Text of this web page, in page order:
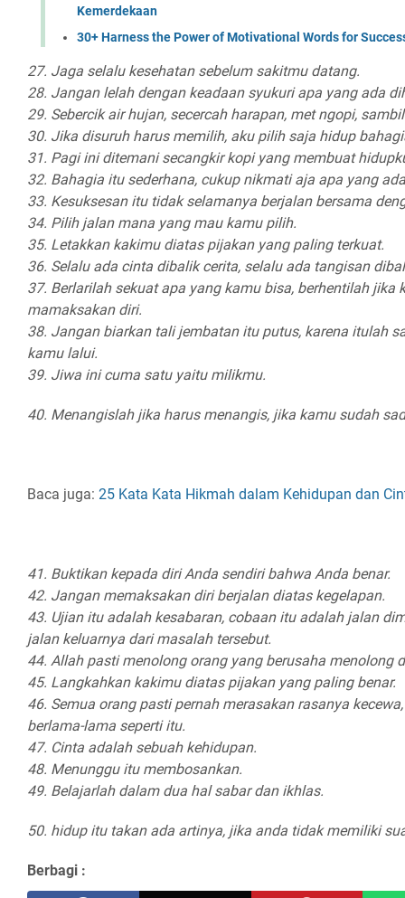
Kemerdekaan
30+ Harness the Power of Motivational Words for
27. Jaga selalu kesehatan sebelum sakitmu datang.
28. Jangan lelah dengan keadaan syukuri apa yang ada
29. Sebercik air hujan, secercah harapan, met ngopi,
30. Jika disuruh harus memilih, aku pilih saja hidup
31. Pagi ini ditemani secangkir kopi yang membuat
32. Bahagia itu sederhana, cukup nikmati aja apa yang
33. Kesuksesan itu tidak selamanya berjalan bersama
34. Pilih jalan mana yang mau kamu pilih.
35. Letakkan kakimu diatas pijakan yang paling terkuat.
36. Selalu ada cinta dibalik cerita, selalu ada tangisan
37. Berlarilah sekuat apa yang kamu bisa, berhentilah jika
mamaksakan diri.
38. Jangan biarkan tali jembatan itu putus, karena itulah
kamu lalui.
39. Jiwa ini cuma satu yaitu milikmu.
40. Menangislah jika harus menangis, jika kamu sudah
Baca juga: 25 Kata Kata Hikmah dalam Kehidupan dan
41. Buktikan kepada diri Anda sendiri bahwa Anda benar.
42. Jangan memaksakan diri berjalan diatas kegelapan.
43. Ujian itu adalah kesabaran, cobaan itu adalah jalan
jalan keluarnya dari masalah tersebut.
44. Allah pasti menolong orang yang berusaha menolong
45. Langkahkan kakimu diatas pijakan yang paling benar.
46. Semua orang pasti pernah merasakan rasanya
berlama-lama seperti itu.
47. Cinta adalah sebuah kehidupan.
48. Menunggu itu membosankan.
49. Belajarlah dalam dua hal sabar dan ikhlas.
50. hidup itu takan ada artinya, jika anda tidak memiliki
Berbagi :